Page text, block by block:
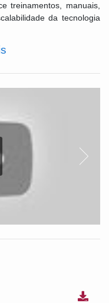
treinamentos, manuais,
da tecnologia